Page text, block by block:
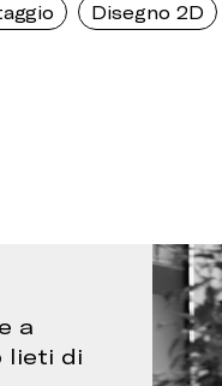
Disegno 2D
a
lieti di